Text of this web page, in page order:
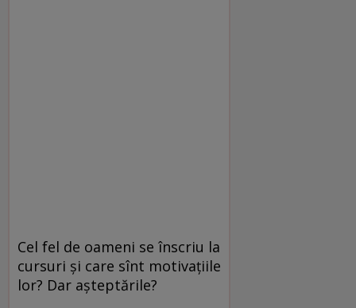
Cel fel de oameni se înscriu la
cursuri și care sînt motivațiile
lor? Dar așteptările?